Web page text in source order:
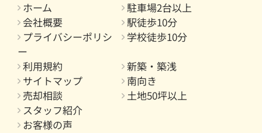
ホーム
駐車場2台以上
会社概要
駅徒歩10分
プライバシーポリシ
ー
学校徒歩10分
利用規約
新築・築浅
サイトマップ
南向き
売却相談
土地50坪以上
スタッフ紹介
お客様の声